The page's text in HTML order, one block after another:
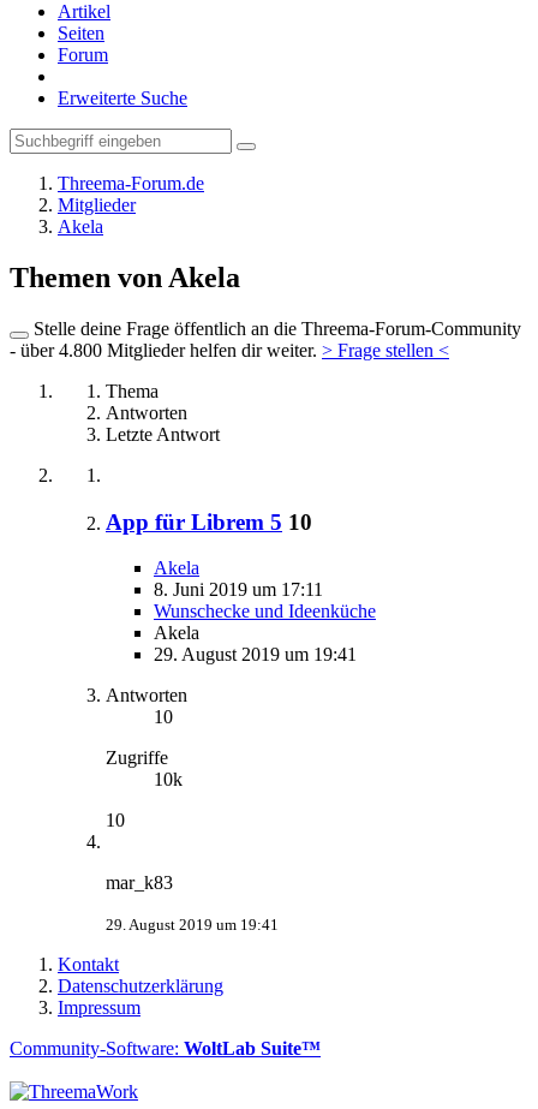
Artikel
Seiten
Forum
Erweiterte Suche
Threema-Forum.de
Mitglieder
Akela
Themen von Akela
Stelle deine Frage öffentlich an die Threema-Forum-Community
- über 4.800 Mitglieder helfen dir weiter. > Frage stellen <
Thema
Antworten
Letzte Antwort
App für Librem 5 10
Akela
8. Juni 2019 um 17:11
Wunschecke und Ideenküche
Akela
29. August 2019 um 19:41
Antworten
10
Zugriffe
10k
10
mar_k83
29. August 2019 um 19:41
Kontakt
Datenschutzerklärung
Impressum
Community-Software: WoltLab Suite™